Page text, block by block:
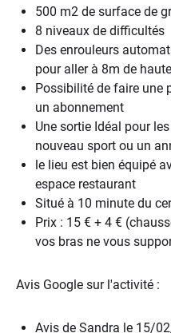
500 m2 de surface de
8 niveaux de difficultés
Des enrouleurs
pour aller à 8m de
Possibilité de faire une
un abonnement
Une sortie Idéal pour
nouveau sport ou un
le lieu est bien équipé
espace restaurant
Situé à 10 minute du
Prix : 15 € + 4 €
vos bras ne vous
Avis Google sur l'activité :
Avis de Sandra le 15/